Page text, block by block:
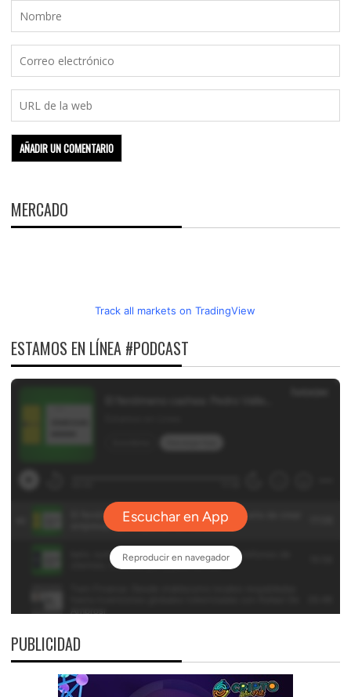
MERCADO
Track all markets on TradingView
ESTAMOS EN LÍNEA #PODCAST
PUBLICIDAD